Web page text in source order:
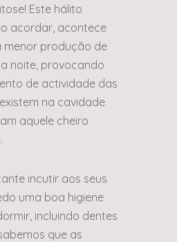
Este hálito
acordar, acontece
menor produção de
noite, provocando
de actividade das
na cavidade
aquele cheiro
incutir aos seus
uma boa higiene
incluindo dentes
que as